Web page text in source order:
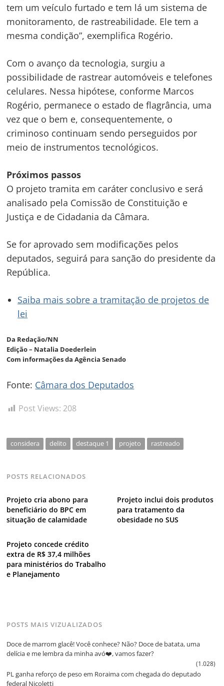
tem um veículo furtado e tem lá um sistema de
monitoramento, de rastreabilidade. Ele tem a
mesma condição”, exemplifica Rogério.
Com o avanço da tecnologia, surgiu a
possibilidade de rastrear automóveis e telefones
celulares. Nessa hipótese, conforme Marcos
Rogério, permanece o estado de flagrância, uma
vez que o bem e, consequentemente, o
criminoso continuam sendo perseguidos por
meio de instrumentos tecnológicos.
Próximos passos
O projeto tramita em caráter conclusivo e será
analisado pela Comissão de Constituição e
Justiça e de Cidadania da Câmara.
Se for aprovado sem modificações pelos
deputados, seguirá para sanção do presidente da
República.
Saiba mais sobre a tramitação de projetos de
lei
Da Redação/NN
Edição – Natalia Doederlein
Com informações da Agência Senado
Fonte: Câmara dos Deputados
Post Views: 208
considera delito destaque 1 projeto rastreado
POSTS RELACIONADOS
Projeto cria abono para
beneficiário do BPC em
situação de calamidade
Projeto inclui dois produtos
para tratamento da
obesidade no SUS
Projeto concede crédito
extra de R$ 37,4 milhões
para ministérios do Trabalho
e Planejamento
de
Post
POSTS MAIS VIZUALIZADOS
Doce de marrom glacê! Você conhece? Não? Doce de batata, uma
delícia e me lembra da minha avó❤️, vamos fazer?
(1.028)
PL ganha reforço de peso em Roraima com chegada do deputado
federal Nicoletti